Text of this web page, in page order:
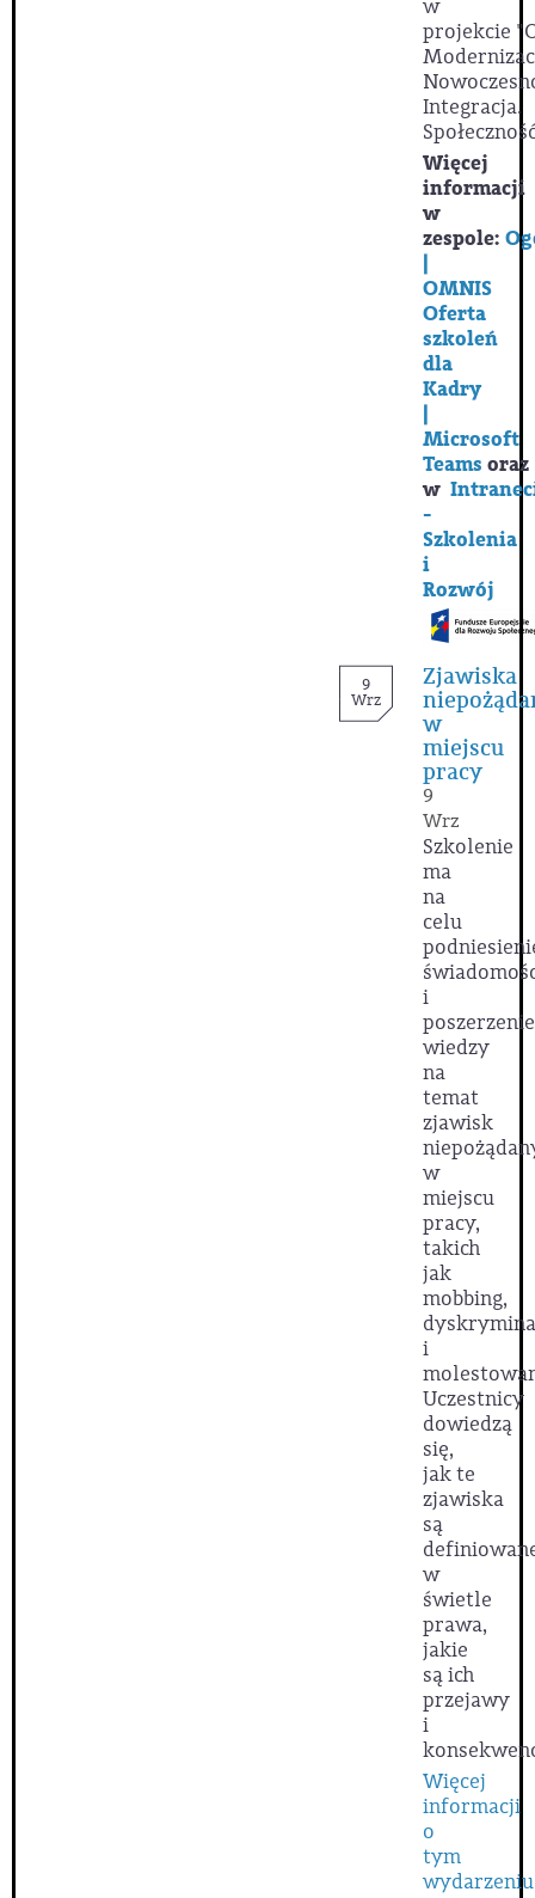
w
projekcie
Integracja.
Więcej
informacji
w
zespole:
|
OMNIS
Oferta
szkoleń
dla
Kadry
|
Microsoft
Teams oraz
w
-
Szkolenia
i
Rozwój
9
Wrz
Zjawiska
w
miejscu
pracy
9
Wrz
Szkolenie
ma
na
celu
i
poszerzenie
wiedzy
na
temat
zjawisk
w
miejscu
pracy,
takich
jak
mobbing,
i
Uczestnicy
dowiedzą
się,
jak te
zjawiska
są
w
świetle
prawa,
jakie
są ich
przejawy
i
Więcej
informacji
o
tym
wydarzeniu